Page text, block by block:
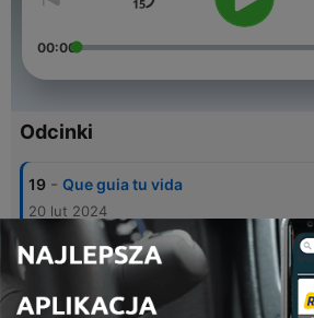
00:00
Odcinki
19 - Que guia tu vida
20 lut 2024
18 - Cosmovisión de Reino 2